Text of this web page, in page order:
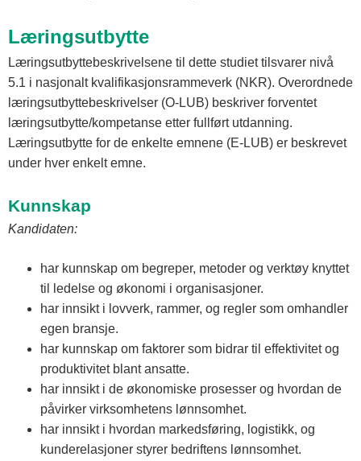
Læringsutbytte
Læringsutbyttebeskrivelsene til dette studiet tilsvarer nivå
5.1 i nasjonalt kvalifikasjonsrammeverk (NKR). Overordnede
læringsutbyttebeskrivelser (O-LUB) beskriver forventet
læringsutbytte/kompetanse etter fullført utdanning.
Læringsutbytte for de enkelte emnene (E-LUB) er beskrevet
under hver enkelt emne.
Kunnskap
Kandidaten:
har kunnskap om begreper, metoder og verktøy knyttet
til ledelse og økonomi i organisasjoner.
har innsikt i lovverk, rammer, og regler som omhandler
egen bransje.
har kunnskap om faktorer som bidrar til effektivitet og
produktivitet blant ansatte.
har innsikt i de økonomiske prosesser og hvordan de
påvirker virksomhetens lønnsomhet.
har innsikt i hvordan markedsføring, logistikk, og
kunderelasjoner styrer bedriftens lønnsomhet.